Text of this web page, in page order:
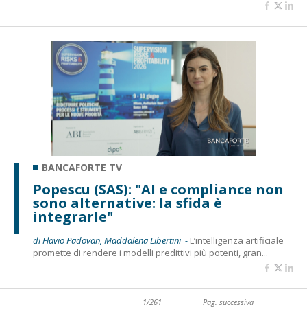
BANCAFORTE TV
Popescu (SAS): "AI e compliance non
sono alternative: la sfida è
integrarle"
di Flavio Padovan, Maddalena Libertini - L’intelligenza artificiale
promette di rendere i modelli predittivi più potenti, gran...
1/261 Pag. successiva